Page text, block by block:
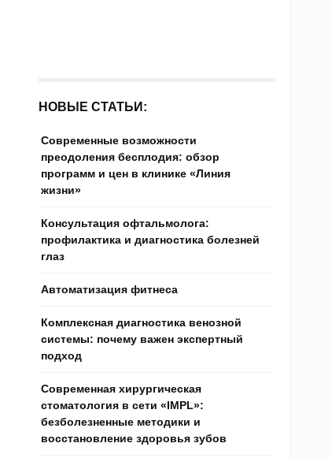
НОВЫЕ СТАТЬИ:
Современные возможности
преодоления бесплодия: обзор
программ и цен в клинике «Линия
жизни»
Консультация офтальмолога:
профилактика и диагностика болезней
глаз
Автоматизация фитнеса
Комплексная диагностика венозной
системы: почему важен экспертный
подход
Современная хирургическая
стоматология в сети «IMPL»:
безболезненные методики и
восстановление здоровья зубов